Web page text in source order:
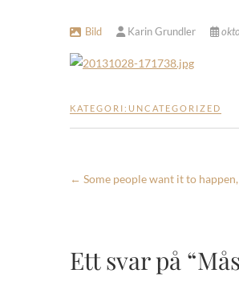
Bild Karin Grundler
KATEGORI: UNCATEGORIZED
← Some people want it to
Ett svar på